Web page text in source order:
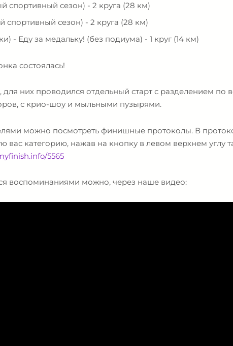
спортивный сезон) - 2 круга (28 км)
спортивный сезон) - 2 круга (28 км)
- Еду за медальку! (без подиума) - 1 круг (14 км)
состоялась!
них проводился отдельный старт с разделением по
с крио-шоу и мыльными пузырями.
можно посмотреть финишные протоколы. В
вас категорию, нажав на кнопку в левом верхнем углу
5565
воспоминаниями можно, через наше видео: